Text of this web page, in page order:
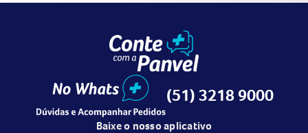
(51) 3218 9000
Baixe o nosso aplicativo